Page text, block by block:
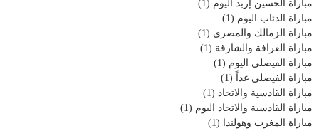
مباراة الحسين إربد اليوم (1)
مباراة الذئاب اليوم (1)
مباراة الزمالك والمصري (1)
مباراة الغرافة والشارقة (1)
مباراة الفيصلي اليوم (1)
مباراة الفيصلي غداً (1)
مباراة القادسية والاتحاد (1)
مباراة القادسية والاتحاد اليوم (1)
مباراة المغرب وهولندا (1)